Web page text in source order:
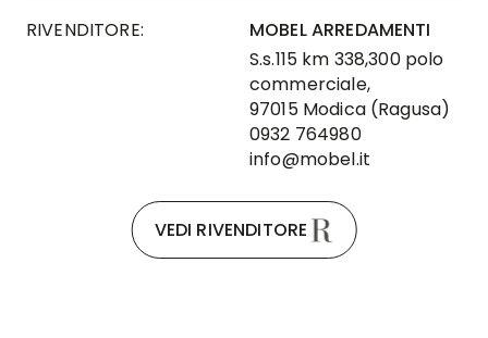
RIVENDITORE:
MOBEL ARREDAMENTI
S.s.115 km 338,300 polo
commerciale,
97015 Modica (Ragusa)
0932 764980
info@mobel.it
VEDI RIVENDITORE